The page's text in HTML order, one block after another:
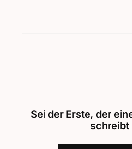
Sei der Erste, der
schreibt